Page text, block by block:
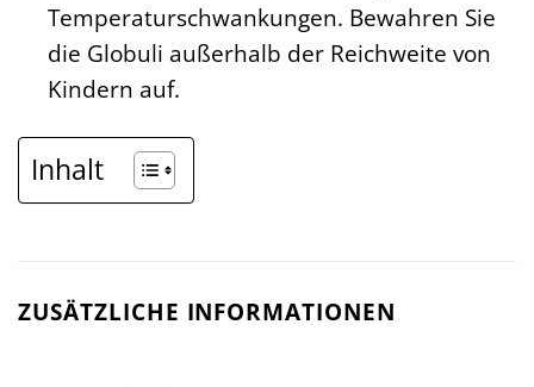
Temperaturschwankungen. Bewahren Sie
die Globuli außerhalb der Reichweite von
Kindern auf.
Inhalt
ZUSÄTZLICHE INFORMATIONEN